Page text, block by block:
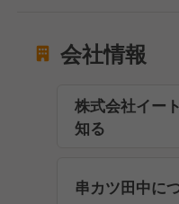
会社情報
株式会社イー
知る
串カツ田中に